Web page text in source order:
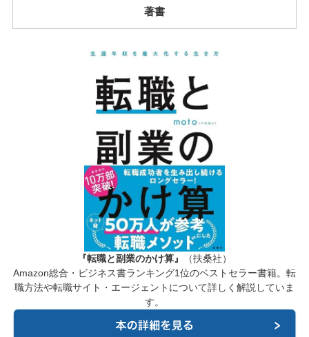
著書
『転職と副業のかけ算』
（扶桑社）
Amazon総合・ビジネス書ランキング1位のベストセラー書籍。転
職方法や転職サイト・エージェントについて詳しく解説していま
す。